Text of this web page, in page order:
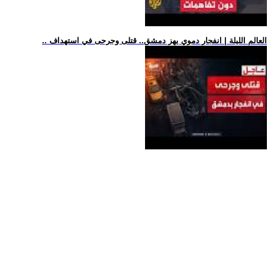
.. العالم الليلة | انفجار دموي يهز دمشق.. قتلى وجرحى في استهداف